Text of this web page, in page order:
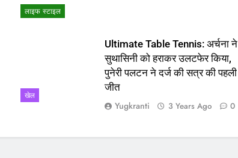
लाइफ स्टाइल
खेल
Ultimate Table Tennis: अर्चना ने
सुथासिनी को हराकर उलटफेर किया,
पुनेरी पलटन ने दर्ज की सत्र की पहली
जीत
Yugkranti 3 Years Ago 0